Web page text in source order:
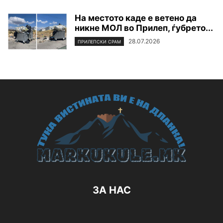
На местото каде е ветено да
никне МОЛ во Прилеп, ѓубрето...
ПРИЛЕПСКИ СРАМ 28.07.2026
ЗА НАС